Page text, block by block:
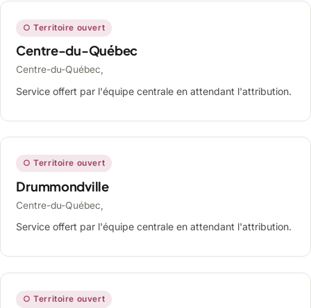
○ Territoire ouvert
Centre-du-Québec
Centre-du-Québec,
Service offert par l'équipe centrale en attendant l'attribution.
○ Territoire ouvert
Drummondville
Centre-du-Québec,
Service offert par l'équipe centrale en attendant l'attribution.
○ Territoire ouvert